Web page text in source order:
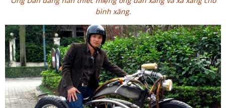
bình xăng.